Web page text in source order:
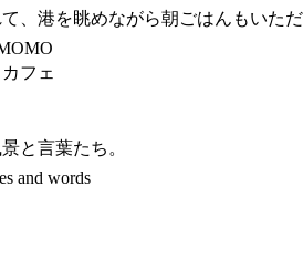
、港を眺めながら朝ごはんもいただ
カフェ
と言葉たち。
and words